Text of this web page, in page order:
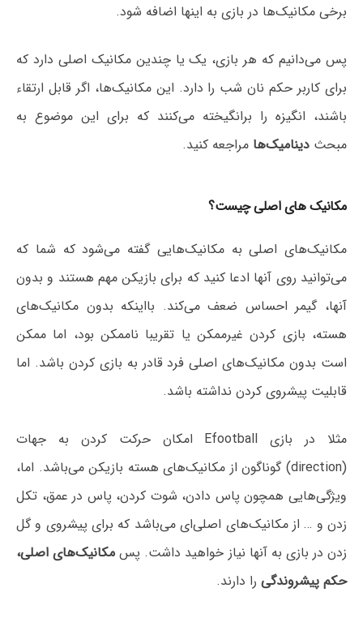
برخی مکانیک‌ها در بازی به اینها اضافه شود.
پس می‌دانیم که هر بازی، یک یا چندین مکانیک اصلی دارد که
برای کاربر حکم نان شب را دارد. این مکانیک‌ها، اگر قابل ارتقاء
باشند، انگیزه را برانگیخته می‌کنند که برای این موضوع به
مبحث دینامیک‌ها مراجعه کنید.
مکانیک های اصلی چیست؟
مکانیک‌های اصلی به مکانیک‌هایی گفته می‌شود که شما که
می‌توانید روی آنها ادعا کنید که برای بازیکن مهم هستند و بدون
آنها، گیمر احساس ضعف می‌کند. بااینکه بدون مکانیک‌های
هسته، بازی کردن غیرممکن یا تقریبا ناممکن بود، اما ممکن
است بدون مکانیک‌های اصلی فرد قادر به بازی کردن باشد. اما
قابلیت پیشروی کردن نداشته باشد.
مثلا در بازی Efootball امکان حرکت کردن به جهات
(direction) گوناگون از مکانیک‌های هسته بازیکن می‌باشد. اما،
ویژگی‌هایی همچون پاس دادن، شوت کردن، پاس در عمق، تکل
زدن و … از مکانیک‌های اصلی‌ای می‌باشد که برای پیشروی و گل
زدن در بازی به آنها نیاز خواهید داشت. پس مکانیک‌های اصلی،
حکم پیشروندگی را دارند.